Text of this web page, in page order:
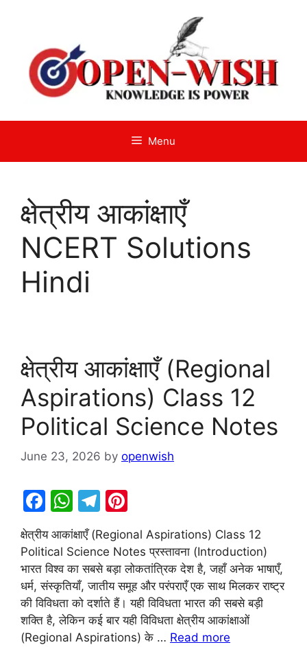
Menu
क्षेत्रीय आकांक्षाएँ
NCERT Solutions
Hindi
क्षेत्रीय आकांक्षाएँ (Regional
Aspirations) Class 12
Political Science Notes
June 23, 2026 by openwish
F
c
e
b
o
o
W
h
at
s
A
p
p
T
el
e
gr
a
m
nt
er
e
st
क्षेत्रीय आकांक्षाएँ (Regional Aspirations) Class 12
Political Science Notes प्रस्तावना (Introduction)
भारत विश्व का सबसे बड़ा लोकतांत्रिक देश है, जहाँ अनेक भाषाएँ,
धर्म, संस्कृतियाँ, जातीय समूह और परंपराएँ एक साथ मिलकर राष्ट्र
की विविधता को दर्शाते हैं। यही विविधता भारत की सबसे बड़ी
शक्ति है, लेकिन कई बार यही विविधता क्षेत्रीय आकांक्षाओं
(Regional Aspirations) के … Read more